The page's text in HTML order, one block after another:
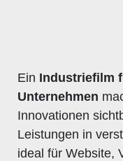
Ein Industriefilm
Unternehmen
Innovationen
Leistungen in
ideal für Website,